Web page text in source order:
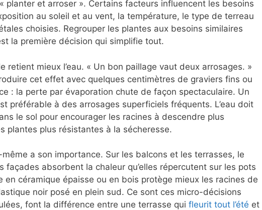
planter et arroser ». Certains facteurs influencent les besoins
au soleil et au vent, la température, le type de terreau
choisies. Regrouper les plantes aux besoins similaires
la première décision qui simplifie tout.
retient mieux l’eau. « Un bon paillage vaut deux arrosages. »
cet effet avec quelques centimètres de graviers fins ou
: la perte par évaporation chute de façon spectaculaire. Un
préférable à des arrosages superficiels fréquents. L’eau doit
le sol pour encourager les racines à descendre plus
plantes plus résistantes à la sécheresse.
a son importance. Sur les balcons et les terrasses, le
façades absorbent la chaleur qu’elles répercutent sur les pots
en céramique épaisse ou en bois protège mieux les racines de
noir posé en plein sud. Ce sont ces micro-décisions
font la différence entre une terrasse qui fleurit tout l’été et